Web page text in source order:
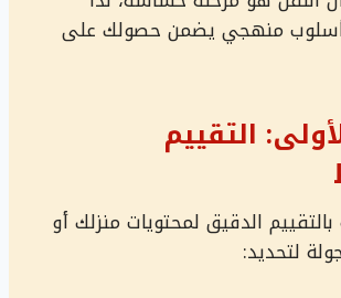
منهجي يضمن حصولك على
التقييم
الدقيق لمحتويات منزلك أو
لتحديد: